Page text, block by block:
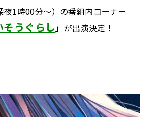
1時00分～）の番組内コーナー
そうぐらし 」が出演決定！